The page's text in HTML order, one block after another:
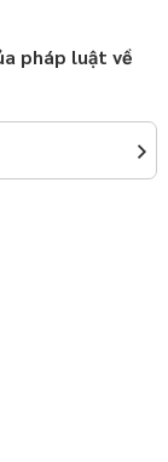
pháp luật về